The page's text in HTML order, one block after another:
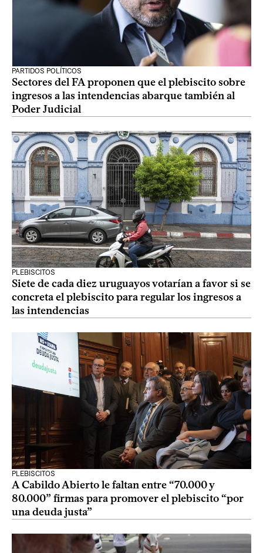
PARTIDOS POLÍTICOS
Sectores del FA proponen que el plebiscito sobre
ingresos a las intendencias abarque también al
Poder Judicial
PLEBISCITOS
Siete de cada diez uruguayos votarían a favor si se
concreta el plebiscito para regular los ingresos a
las intendencias
PLEBISCITOS
A Cabildo Abierto le faltan entre “70.000 y
80.000” firmas para promover el plebiscito “por
una deuda justa”